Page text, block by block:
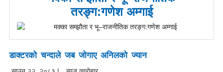
तरङ्ग:गणेश अम्गाई
डाक्टरको चन्दाले जब जोगाए अनिलको ज्यान